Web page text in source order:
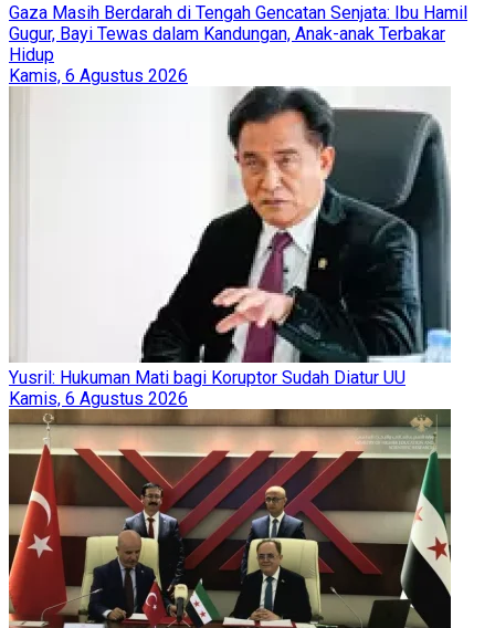
Gaza Masih Berdarah di Tengah Gencatan Senjata: Ibu Hamil
Gugur, Bayi Tewas dalam Kandungan, Anak-anak Terbakar
Hidup
Kamis, 6 Agustus 2026
Yusril: Hukuman Mati bagi Koruptor Sudah Diatur UU
Kamis, 6 Agustus 2026